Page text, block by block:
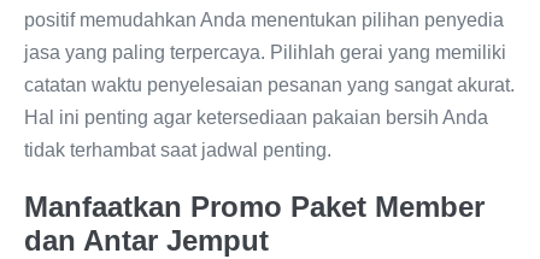
positif memudahkan Anda menentukan pilihan penyedia
jasa yang paling terpercaya. Pilihlah gerai yang memiliki
catatan waktu penyelesaian pesanan yang sangat akurat.
Hal ini penting agar ketersediaan pakaian bersih Anda
tidak terhambat saat jadwal penting.
Manfaatkan Promo Paket Member
dan Antar Jemput